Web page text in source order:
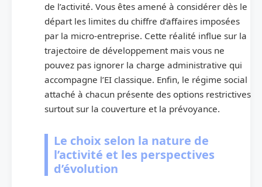
de l’activité. Vous êtes amené à considérer dès le
départ les limites du chiffre d’affaires imposées
par la micro-entreprise. Cette réalité influe sur la
trajectoire de développement mais vous ne
pouvez pas ignorer la charge administrative qui
accompagne l’EI classique. Enfin, le régime social
attaché à chacun présente des options restrictives
surtout sur la couverture et la prévoyance.
Le choix selon la nature de
l’activité et les perspectives
d’évolution